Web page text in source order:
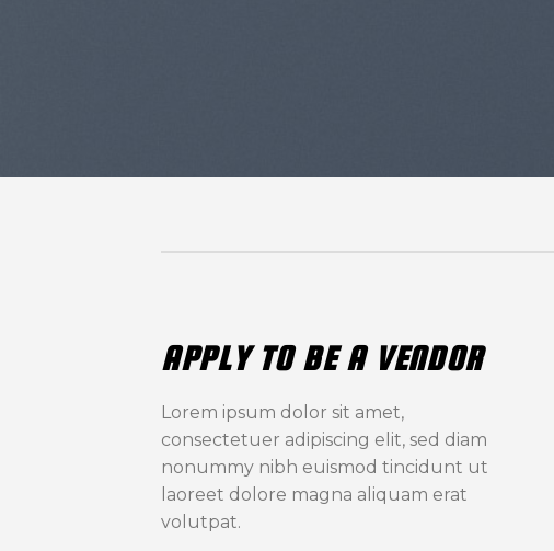
APPLY TO BE A VENDOR
Lorem ipsum dolor sit amet,
consectetuer adipiscing elit, sed diam
nonummy nibh euismod tincidunt ut
laoreet dolore magna aliquam erat
volutpat.